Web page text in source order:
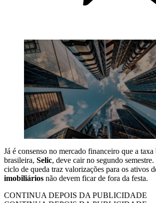
Já é consenso no mercado financeiro que a taxa
brasileira, Selic, deve cair no segundo
ciclo de queda traz valorizações para os ativos
imobiliários não devem ficar de fora da festa.
CONTINUA DEPOIS DA PUBLICIDADE